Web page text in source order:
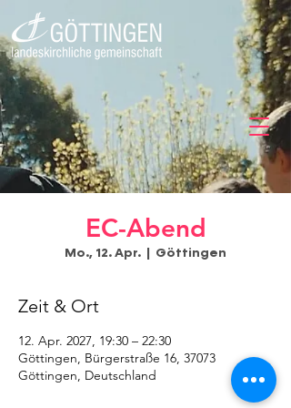
EC-Abend
Mo., 12. Apr.
  |
Göttingen
Zeit & Ort
12. Apr. 2027, 19:30 – 22:30
Göttingen, Bürgerstraße 16, 37073
Göttingen, Deutschland